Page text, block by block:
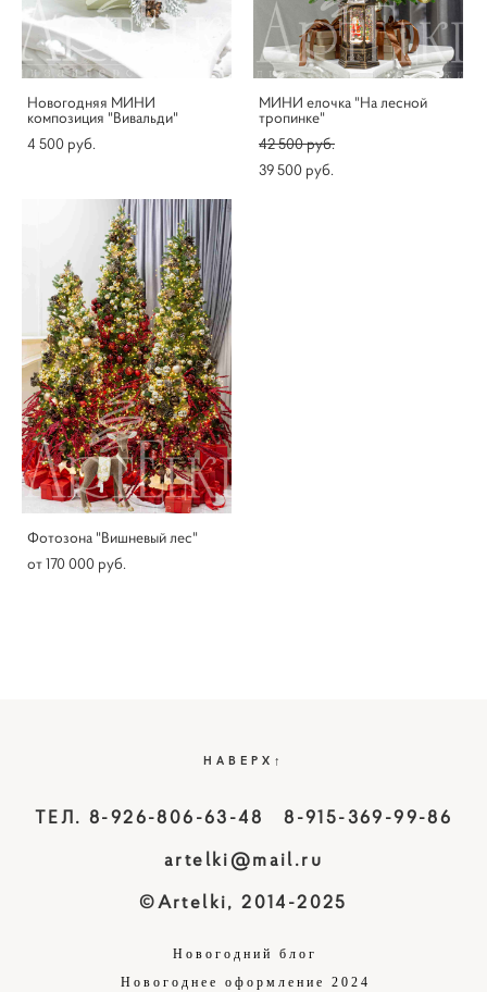
Новогодняя МИНИ
композиция "Вивальди"
4 500 pуб.
МИНИ елочка "На лесной
тропинке"
42 500 pуб.
39 500 pуб.
Фотозона "Вишневый лес"
от 170 000 pуб.
НАВЕРХ↑
ТЕЛ. 8-926-806-63-48 8-915-369-99-86
artelki@mail.ru
©Artelki, 2014-2025
Новогодний блог
Новогоднее оформление 2024